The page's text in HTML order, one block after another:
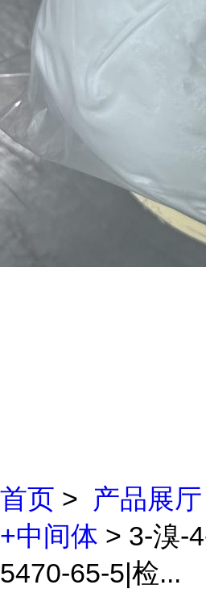
首页 > 产品展厅
+中间体 > 3-溴-
5470-65-5|检...